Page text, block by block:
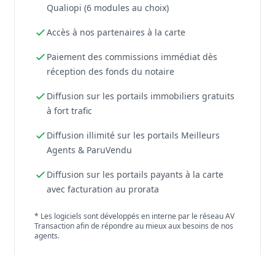
Qualiopi (6 modules au choix)
Accès à nos partenaires à la carte
Paiement des commissions immédiat dès
réception des fonds du notaire
Diffusion sur les portails immobiliers gratuits
à fort trafic
Diffusion illimité sur les portails Meilleurs
Agents & ParuVendu
Diffusion sur les portails payants à la carte
avec facturation au prorata
* Les logiciels sont développés en interne par le réseau AV
Transaction afin de répondre au mieux aux besoins de nos
agents.